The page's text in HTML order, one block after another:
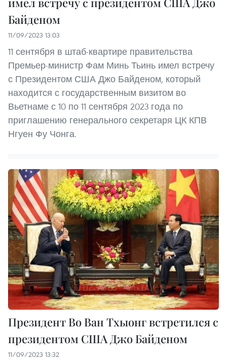
Байденом
11/09/2023 13:03
11 сентября в штаб-квартире правительства
Премьер-министр Фам Минь Тьинь имел встречу
с Президентом США Джо Байденом, который
находится с государственным визитом во
Вьетнаме с 10 по 11 сентября 2023 года по
приглашению генерального секретаря ЦК КПВ
Нгуен Фу Чонга.
Президент Во Ван Тхыонг встретился с
президентом США Джо Байденом
11/09/2023 13:32